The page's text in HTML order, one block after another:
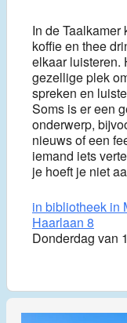
In de Taalkamer
koffie en thee
elkaar luisteren.
gezellige plek
spreken en
Soms is er een
onderwerp,
nieuws of een
iemand iets
je hoeft je niet
in bibliotheek in
Haarlaan 8
Donderdag van